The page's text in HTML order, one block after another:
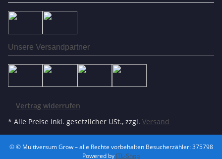
Unsere Versandpartner
Vertrag widerrufen
* Alle Preise inkl. gesetzlicher USt., zzgl. Versand
© © Multiversum Grow – alle Rechte vorbehaltenBesucherzähler: 375798
Powered by JTL-Shop